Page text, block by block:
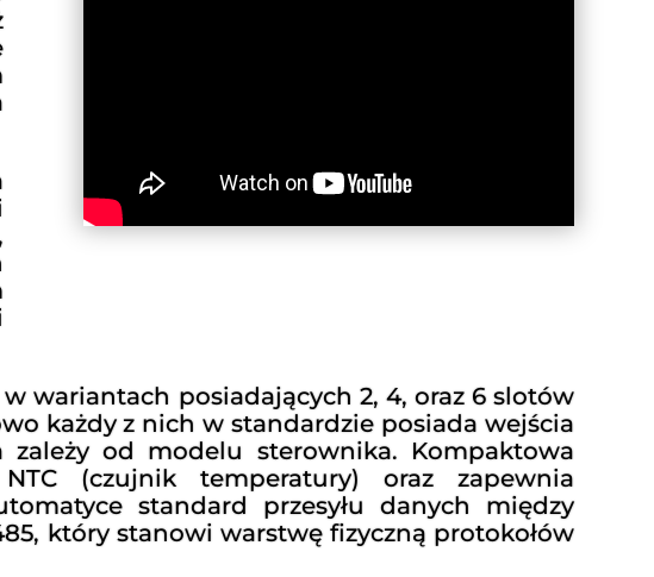
wariantach posiadających 2, 4, oraz 6 slotów
każdy z nich w standardzie posiada wejścia
od modelu sterownika. Kompaktowa
(czujnik temperatury) oraz zapewnia
standard przesyłu danych między
który stanowi warstwę fizyczną protokołów